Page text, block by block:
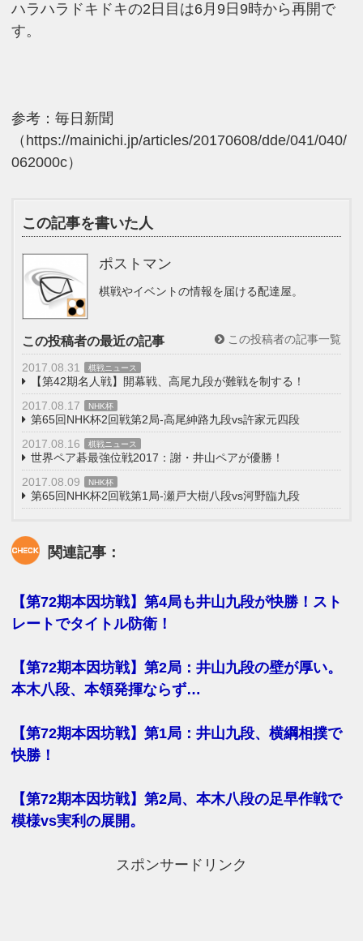
ハラハラドキドキの2日目は6月9日9時から再開で
す。
参考：毎日新聞
（https://mainichi.jp/articles/20170608/dde/041/040/
062000c）
この記事を書いた人
ポストマン
棋戦やイベントの情報を届ける配達屋。
この投稿者の最近の記事 この投稿者の記事一覧
2017.08.31 棋戦ニュース
【第42期名人戦】開幕戦、高尾九段が難戦を制する！
2017.08.17
NHK杯
第65回NHK杯2回戦第2局-高尾紳路九段vs許家元四段
2017.08.16
棋戦ニュース
世界ペア碁最強位戦2017：謝・井山ペアが優勝！
2017.08.09
NHK杯
第65回NHK杯2回戦第1局-瀬戸大樹八段vs河野臨九段
関連記事：
【第72期本因坊戦】第4局も井山九段が快勝！スト
レートでタイトル防衛！
【第72期本因坊戦】第2局：井山九段の壁が厚い。
本木八段、本領発揮ならず…
【第72期本因坊戦】第1局：井山九段、横綱相撲で
快勝！
【第72期本因坊戦】第2局、本木八段の足早作戦で
模様vs実利の展開。
スポンサードリンク